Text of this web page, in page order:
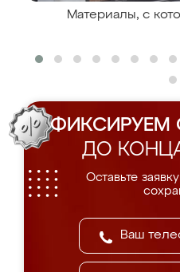
Материалы, с
ФИКСИРУЕМ
ДО
Оставьте